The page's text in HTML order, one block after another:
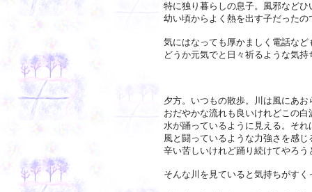
特に独り暮らしの息子。風邪など
幼い頃からよく熱を出す子だったの
気にはなっても厚かましく電話など
どうか元気でと日々祈るような気
夕方。いつもの散歩。川は風にあ
おだやかな流れも良いけれどこの
水が踊っているように見える。そ
風と闘っているような力強さを感じ
辛い苦しいけれど踊り続けてやろ
そんな川を見ていると気持ちがす